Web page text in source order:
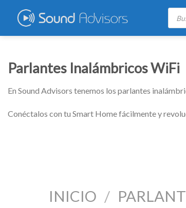
Parlantes Inalámbricos WiFi
En Sound Advisors tenemos los parlantes
Conéctalos con tu Smart Home fácilmente y
INICIO /